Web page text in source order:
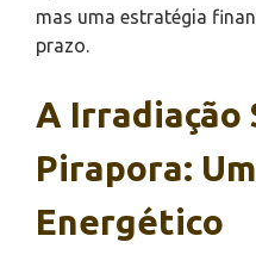
mas uma estratégia
prazo.
A Irradiação
Pirapora:
Energético